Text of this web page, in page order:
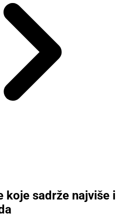
koje sadrže najviše i